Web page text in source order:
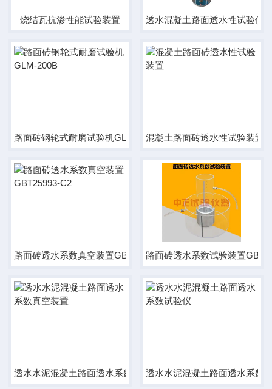
烧结瓦抗渗性能试验装置 透水混凝土路面透水性试验仪
路面砖钢轮式耐磨试验机GLM-200B混凝土路面砖透水性试验装置
路面砖透水系数真空装置GBT25993-C2路面砖透水系数试验装置
透水水泥混凝土路面透水系数真空装置透水水泥混凝土路面透水系数